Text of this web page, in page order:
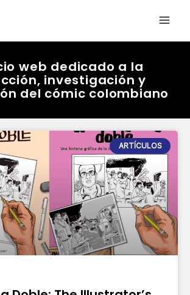
web dedicado a la
investigación y
del cómic colombiano
ARTÍCULOS
P
g
e
P
g
e
P
a
g
e